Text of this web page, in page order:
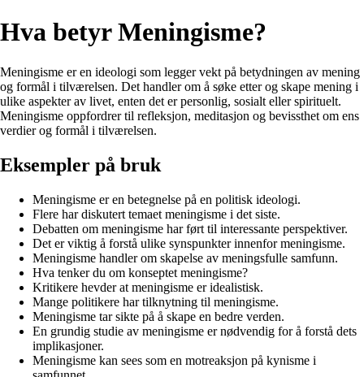
Hva betyr Meningisme?
Meningisme er en ideologi som legger vekt på betydningen av mening
og formål i tilværelsen. Det handler om å søke etter og skape mening i
ulike aspekter av livet, enten det er personlig, sosialt eller spirituelt.
Meningisme oppfordrer til refleksjon, meditasjon og bevissthet om ens
verdier og formål i tilværelsen.
Eksempler på bruk
Meningisme er en betegnelse på en politisk ideologi.
Flere har diskutert temaet meningisme i det siste.
Debatten om meningisme har ført til interessante perspektiver.
Det er viktig å forstå ulike synspunkter innenfor meningisme.
Meningisme handler om skapelse av meningsfulle samfunn.
Hva tenker du om konseptet meningisme?
Kritikere hevder at meningisme er idealistisk.
Mange politikere har tilknytning til meningisme.
Meningisme tar sikte på å skape en bedre verden.
En grundig studie av meningisme er nødvendig for å forstå dets
implikasjoner.
Meningisme kan sees som en motreaksjon på kynisme i